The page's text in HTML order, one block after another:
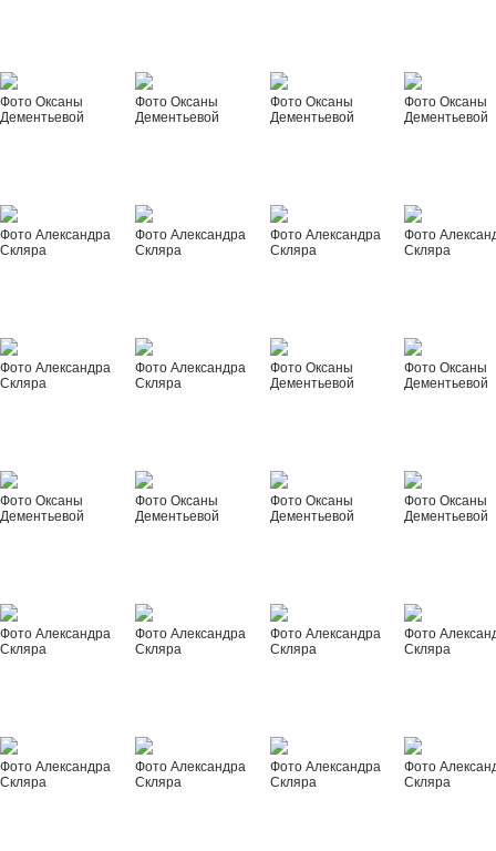
Фото Оксаны
Дементьевой
Фото Оксаны
Дементьевой
Фото Оксаны
Дементьевой
Фото Оксаны
Дементьевой
Фото Александра
Скляра
Фото Александра
Скляра
Фото Александра
Скляра
Фото
Скляра
Фото Александра
Скляра
Фото Александра
Скляра
Фото Оксаны
Дементьевой
Фото Оксаны
Дементьевой
Фото Оксаны
Дементьевой
Фото Оксаны
Дементьевой
Фото Оксаны
Дементьевой
Фото Оксаны
Дементьевой
Фото Александра
Скляра
Фото Александра
Скляра
Фото Александра
Скляра
Фото
Скляра
Фото Александра
Скляра
Фото Александра
Скляра
Фото Александра
Скляра
Фото
Скляра